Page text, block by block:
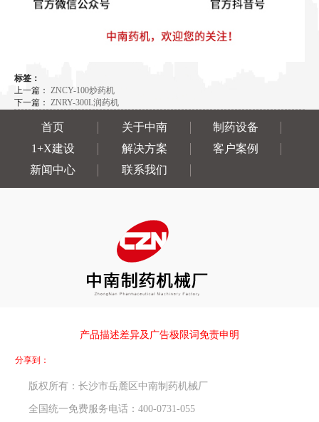
标签：
上一篇： ZNCY-100炒药机
下一篇： ZNRY-300L润药机
首页 关于中南
制药设备
1+X建设
解决方案
客户案例
新闻中心
联系我们
产品描述差异及广告极限词免责申明
分享到：
版权所有：长沙市岳麓区中南制药机械厂
全国统一免费服务电话：400-0731-055